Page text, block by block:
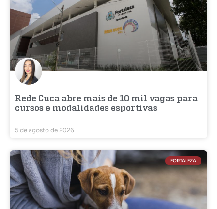
Rede Cuca abre mais de 10 mil vagas para
cursos e modalidades esportivas
5 de agosto de 2026
FORTALEZA